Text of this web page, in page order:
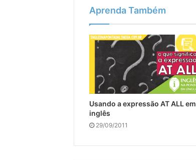
Aprenda Também
Usando a expressão AT ALL em
inglês
29/09/2011